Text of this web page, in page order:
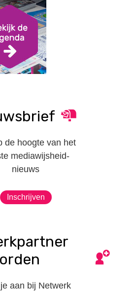
de hoogte van het
mediawijsheid-
nieuws
Inschrijven
aan bij Netwerk